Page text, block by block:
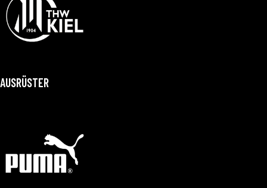
AUSRÜSTER